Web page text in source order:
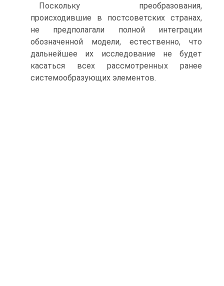
Поскольку преобразования,
происходившие в постсоветских странах,
не предполагали полной интеграции
обозначенной модели, естественно, что
дальнейшее их исследование не будет
касаться всех рассмотренных ранее
системообразующих элементов.